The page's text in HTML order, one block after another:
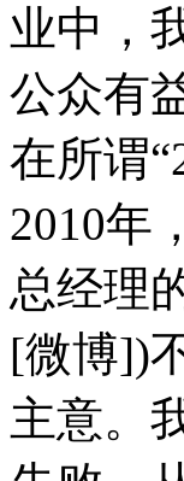
业中，
公众有
在所谓
2010年
总经理
[微博])
主意。